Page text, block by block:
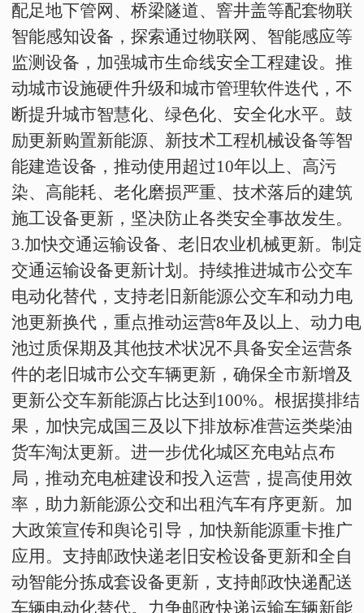
配足地下管网、桥梁隧道、窨井盖等配套物联
智能感知设备，探索通过物联网、智能感应等
监测设备，加强城市生命线安全工程建设。推
动城市设施硬件升级和城市管理软件迭代，不
断提升城市智慧化、绿色化、安全化水平。鼓
励更新购置新能源、新技术工程机械设备等智
能建造设备，推动使用超过10年以上、高污
染、高能耗、老化磨损严重、技术落后的建筑
施工设备更新，坚决防止各类安全事故发生。
3.加快交通运输设备、老旧农业机械更新。制
交通运输设备更新计划。持续推进城市公交车
电动化替代，支持老旧新能源公交车和动力电
池更新换代，重点推动运营8年及以上、动力电
池过质保期及其他技术状况不具备安全运营条
件的老旧城市公交车辆更新，确保全市新增及
更新公交车新能源占比达到 100%。根据摸排结
果，加快完成国三及以下排放标准营运类柴油
货车淘汰更新。进一步优化城区充电站点布
局，推动充电桩建设和投入运营，提高使用效
率，助力新能源公交和出租汽车有序更新。加
大政策宣传和舆论引导，加快新能源重卡推广
应用。支持邮政快递老旧安检设备更新和全自
动智能分拣成套设备更新，支持邮政快递配送
车辆电动化替代。力争邮政快递运输车辆新能